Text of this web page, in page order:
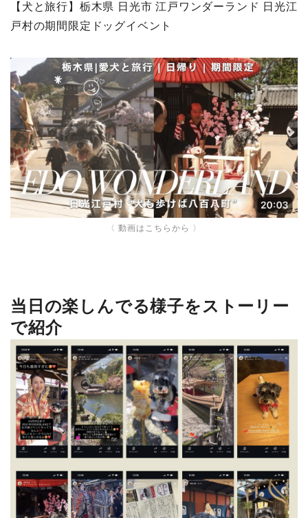
【犬と旅行】栃木県 日光市 江戸ワンダーランド 日光江
戸村の期間限定ドッグイベント
〈 動画はこちらから 〉
当日の楽しんでる様子をストーリー
で紹介